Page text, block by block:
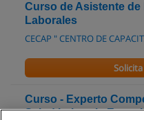
Curso de Asistente
Laborales
CECAP " CENTRO DE
Curso - Experto
Salud Laboral -